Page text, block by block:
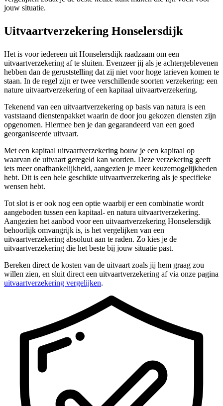
jouw situatie.
Uitvaartverzekering Honselersdijk
Het is voor iedereen uit Honselersdijk raadzaam om een
uitvaartverzekering af te sluiten. Evenzeer jij als je achtergeblevenen
hebben dan de geruststelling dat zij niet voor hoge tarieven komen te
staan. In de regel zijn er twee verschillende soorten verzekering: een
nature uitvaartverzekering of een kapitaal uitvaartverzekering.
Tekenend van een uitvaartverzekering op basis van natura is een
vaststaand dienstenpakket waarin de door jou gekozen diensten zijn
opgenomen. Hiermee ben je dan gegarandeerd van een goed
georganiseerde uitvaart.
Met een kapitaal uitvaartverzekering bouw je een kapitaal op
waarvan de uitvaart geregeld kan worden. Deze verzekering geeft
iets meer onafhankelijkheid, aangezien je meer keuzemogelijkheden
hebt. Dit is een hele geschikte uitvaartverzekering als je specifieke
wensen hebt.
Tot slot is er ook nog een optie waarbij er een combinatie wordt
aangeboden tussen een kapitaal- en natura uitvaartverzekering.
Aangezien het aanbod voor een uitvaartverzekering Honselersdijk
behoorlijk omvangrijk is, is het vergelijken van een
uitvaartverzekering absoluut aan te raden. Zo kies je de
uitvaartverzekering die het beste bij jouw situatie past.
Bereken direct de kosten van de uitvaart zoals jij hem graag zou
willen zien, en sluit direct een uitvaartverzekering af via onze pagina
uitvaartverzekering vergelijken.